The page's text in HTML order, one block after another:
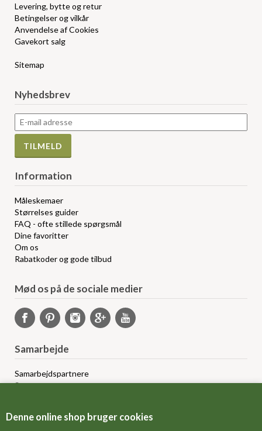
Denne online shop bruger cookies
Levering, bytte og retur
Betingelser og vilkår
Anvendelse af Cookies
Gavekort salg
Sitemap
Nyhedsbrev
Information
Måleskemaer
Størrelses guider
FAQ - ofte stillede spørgsmål
Dine favoritter
Om os
Rabatkoder og gode tilbud
Mød os på de sociale medier
Samarbejde
Samarbejdspartnere
Sponsorprogram
Grossistsalg